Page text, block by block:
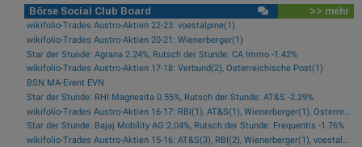
Börse Social Club Board >> mehr
wikifolio-Trades Austro-Aktien 22-23: voestalpine(1)
wikifolio-Trades Austro-Aktien 20-21: Wienerberger(1)
Star der Stunde: Agrana 2.24%, Rutsch der Stunde: CA Immo -1.42%
wikifolio-Trades Austro-Aktien 17-18: Verbund(2), Österreichische Post(1)
BSN MA-Event EVN
Star der Stunde: RHI Magnesita 0.55%, Rutsch der Stunde: AT&S -2.29%
wikifolio-Trades Austro-Aktien 16-17: RBI(1), AT&S(1), Wienerberger(1), Österreichische Post(1)
Star der Stunde: Bajaj Mobility AG 2.04%, Rutsch der Stunde: Frequentis -1.76%
wikifolio-Trades Austro-Aktien 15-16: AT&S(3), RBI(2), Wienerberger(1), voestalpine(1), Kontron(1), Bawag(1)